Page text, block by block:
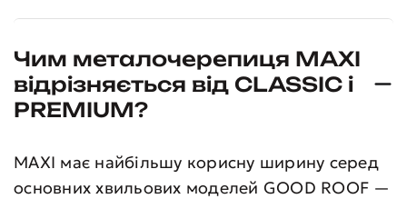
Чим металочерепиця MAXI
відрізняється від CLASSIC і
PREMIUM?
MAXI має найбільшу корисну ширину серед
основних хвильових моделей GOOD ROOF —